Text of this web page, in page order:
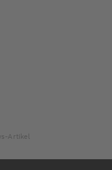
Artikel